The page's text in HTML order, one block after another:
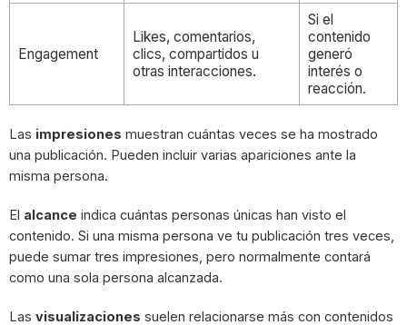
Engagement
Likes, comentarios,
clics, compartidos u
otras interacciones.
Si el
contenido
generó
interés o
reacción.
Las impresiones muestran cuántas veces se ha mostrado
una publicación. Pueden incluir varias apariciones ante la
misma persona.
El alcance indica cuántas personas únicas han visto el
contenido. Si una misma persona ve tu publicación tres veces,
puede sumar tres impresiones, pero normalmente contará
como una sola persona alcanzada.
Las visualizaciones suelen relacionarse más con contenidos